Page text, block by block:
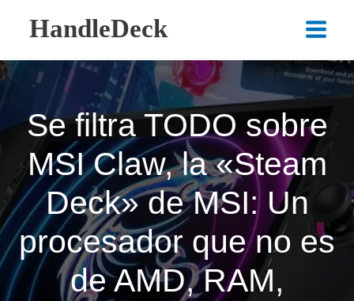
contenido
HandleDeck
Main
Menu
Se filtra TODO sobre
MSI Claw, la «Steam
Deck» de MSI: Un
procesador que no es
de AMD, RAM,